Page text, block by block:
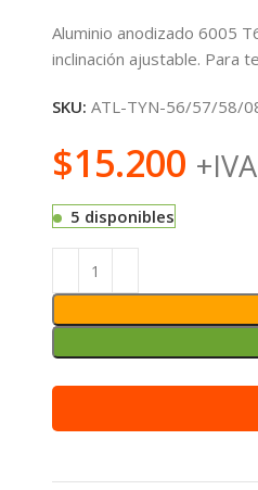
Aluminio anodizado 6005
inclinación ajustable. Para
SKU: ATL-TYN-56/57/58/
$15.200 +IVA
5 disponibles
Alternative: